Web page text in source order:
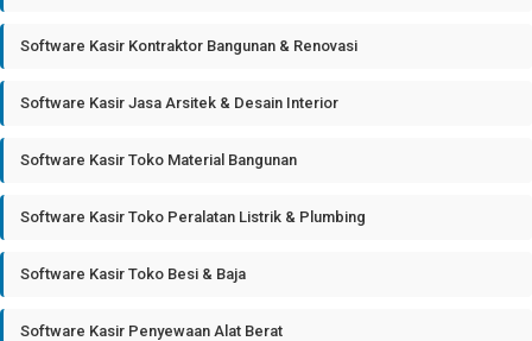
Software Kasir Kontraktor Bangunan & Renovasi
Software Kasir Jasa Arsitek & Desain Interior
Software Kasir Toko Material Bangunan
Software Kasir Toko Peralatan Listrik & Plumbing
Software Kasir Toko Besi & Baja
Software Kasir Penyewaan Alat Berat